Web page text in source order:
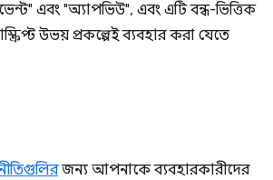
এবং "অ্যাপভিউ", এবং এটি বন্ধ-ভিত্তিক
উভয় প্রকল্পেই ব্যবহার করা যেতে
জন্য আপনাকে ব্যবহারকারীদের